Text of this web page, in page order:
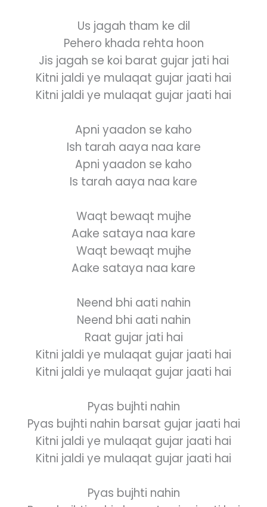
Us jagah tham ke dil
Pehero khada rehta hoon
Jis jagah se koi barat gujar jati hai
Kitni jaldi ye mulaqat gujar jaati hai
Kitni jaldi ye mulaqat gujar jaati hai
Apni yaadon se kaho
Ish tarah aaya naa kare
Apni yaadon se kaho
Is tarah aaya naa kare
Waqt bewaqt mujhe
Aake sataya naa kare
Waqt bewaqt mujhe
Aake sataya naa kare
Neend bhi aati nahin
Neend bhi aati nahin
Raat gujar jati hai
Kitni jaldi ye mulaqat gujar jaati hai
Kitni jaldi ye mulaqat gujar jaati hai
Pyas bujhti nahin
Pyas bujhti nahin barsat gujar jaati hai
Kitni jaldi ye mulaqat gujar jaati hai
Kitni jaldi ye mulaqat gujar jaati hai
Pyas bujhti nahin